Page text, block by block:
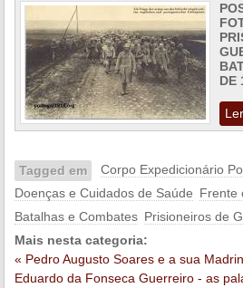
DE
Tagged em
Corpo Expedicionário
Doenças e Cuidados de Saúde Frente
Batalhas e Combates Prisioneiros de
Mais nesta categoria:
« Pedro Augusto Soares e a sua
Eduardo da Fonseca Guerreiro - as